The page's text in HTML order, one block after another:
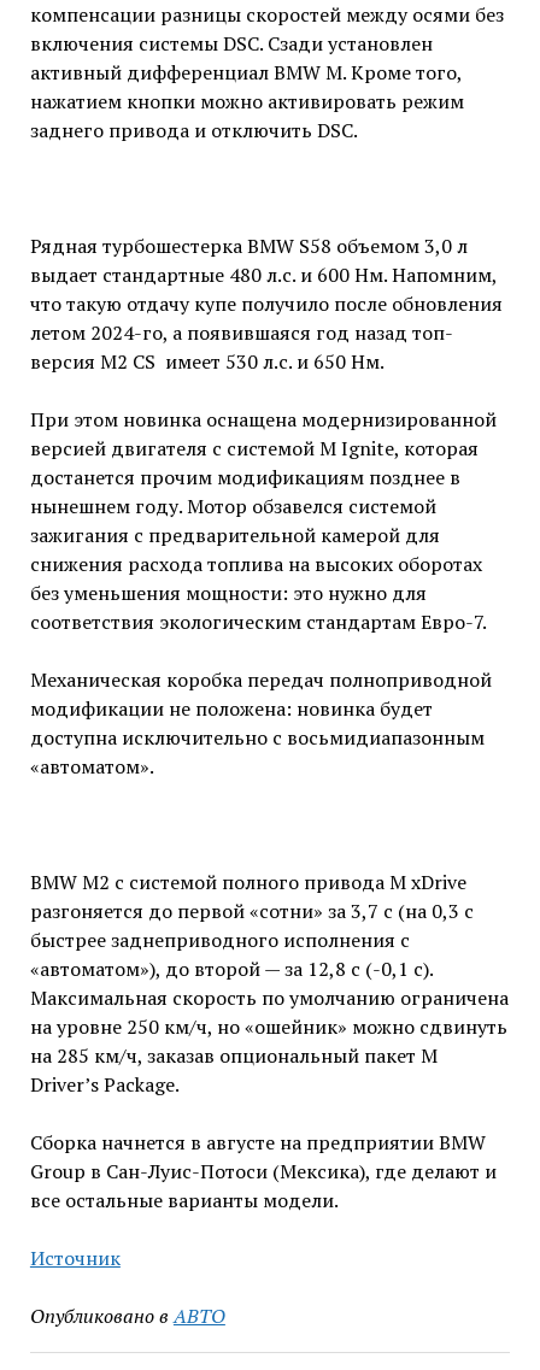
компенсации разницы скоростей между осями без
включения системы DSC. Сзади установлен
активный дифференциал BMW M. Кроме того,
нажатием кнопки можно активировать режим
заднего привода и отключить DSC.
Рядная турбошестерка BMW S58 объемом 3,0 л
выдает стандартные 480 л.с. и 600 Нм. Напомним,
что такую отдачу купе получило после обновления
летом 2024-го, а появившаяся год назад топ-
версия M2 CS имеет 530 л.с. и 650 Нм.
При этом новинка оснащена модернизированной
версией двигателя с системой M Ignite, которая
достанется прочим модификациям позднее в
нынешнем году. Мотор обзавелся системой
зажигания с предварительной камерой для
снижения расхода топлива на высоких оборотах
без уменьшения мощности: это нужно для
соответствия экологическим стандартам Евро-7.
Механическая коробка передач полноприводной
модификации не положена: новинка будет
доступна исключительно с восьмидиапазонным
«автоматом».
BMW M2 с системой полного привода M xDrive
разгоняется до первой «сотни» за 3,7 с (на 0,3 с
быстрее заднеприводного исполнения с
«автоматом»), до второй — за 12,8 с (-0,1 с).
Максимальная скорость по умолчанию ограничена
на уровне 250 км/ч, но «ошейник» можно сдвинуть
на 285 км/ч, заказав опциональный пакет M
Driver’s Package.
Сборка начнется в августе на предприятии BMW
Group в Сан-Луис-Потоси (Мексика), где делают и
все остальные варианты модели.
Источник
Опубликовано в АВТО